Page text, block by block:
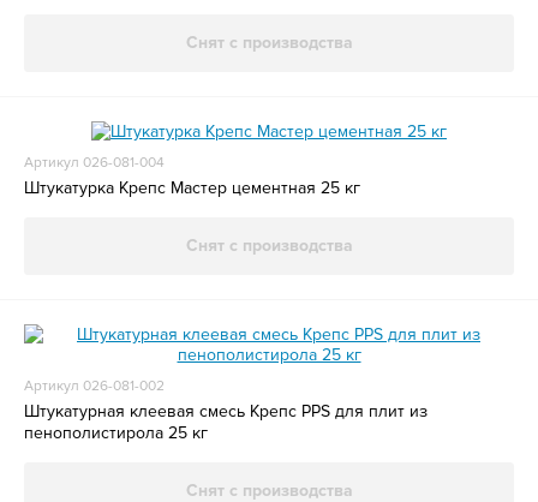
Снят с производства
Артикул 026-081-004
Штукатурка Крепс Мастер цементная 25 кг
Снят с производства
Артикул 026-081-002
Штукатурная клеевая смесь Крепс PPS для плит из
пенополистирола 25 кг
Снят с производства